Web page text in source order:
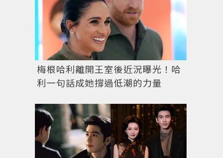
梅根哈利離開王室後近況曝光！哈
利一句話成她撐過低潮的力量